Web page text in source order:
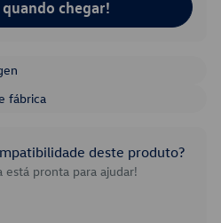
chegar!
fábrica
deste produto?
está pronta para ajudar!